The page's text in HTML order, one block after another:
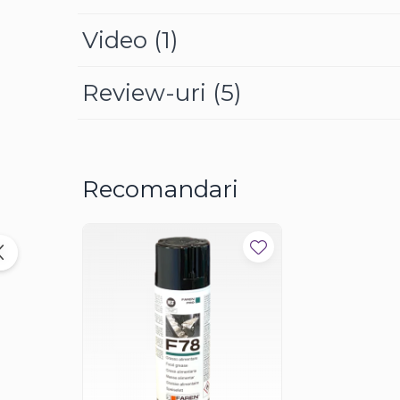
Video (1)
Review-uri (5)
Recomandari